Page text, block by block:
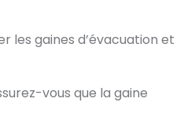
les gaines d’évacuation et
vous que la gaine